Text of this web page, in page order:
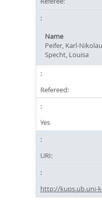
Name
Peifer, Karl-
Specht, Louisa
Refereed:
Yes
URI:
http://kups.ub.uni-